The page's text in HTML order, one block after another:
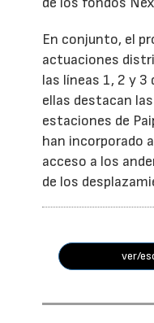
En conjunto, el
actuaciones
las líneas 1, 2 y
ellas destacan
estaciones de
han incorporado
acceso a los
de los
ver/